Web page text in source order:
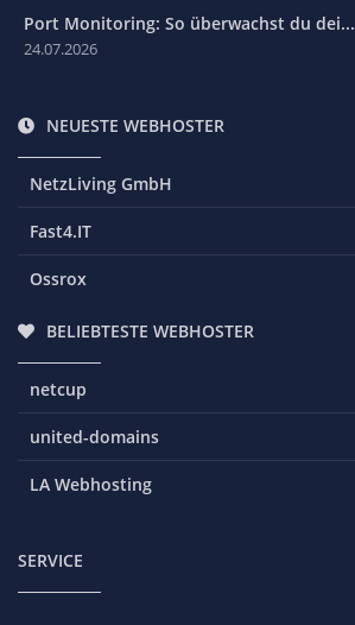
Port Monitoring: So überwachst du dei...
24.07.2026
NEUESTE WEBHOSTER
NetzLiving GmbH
Fast4.IT
Ossrox
BELIEBTESTE WEBHOSTER
netcup
united-domains
LA Webhosting
SERVICE